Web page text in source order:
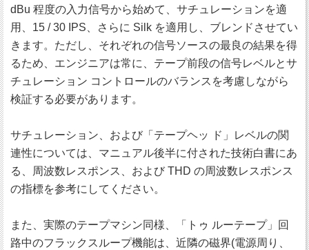
dBu 程度の入力信号から始めて、サチュレーションを適
用、15 / 30 IPS、さらに Silk を適用し、ブレンドさせてい
きます。ただし、それぞれの信号ソースの最良の結果を得
るため、エンジニアは常に、テープ前段の信号レベルとサ
チュレーション コントロールのバランスを考慮しながら
検証する必要があります。
サチュレーション、および「テープヘッ ド」レベルの関
連性については、マニュアル後半に付された技術白書にあ
る、周波数レスポンス、および THD の周波数レスポンス
の指標を参考にしてください。
また、実際のテープマシン同様、「トゥ ルーテープ」回
路中のフラックスループ機能は、近隣の磁界(電源周り、